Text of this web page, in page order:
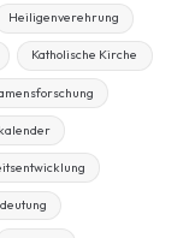
Heiligenverehrung
Katholische Kirche